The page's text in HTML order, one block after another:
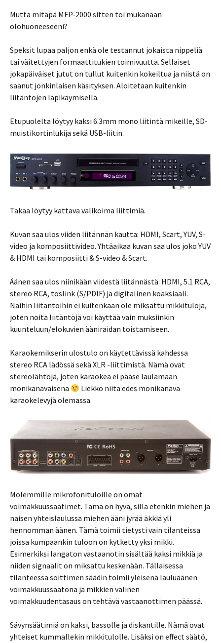
Mutta mitäpä MFP-2000 sitten toi mukanaan
olohuoneeseeni?
Speksit lupaa paljon enkä ole testannut jokaista nippeliä
tai väitettyjen formaattitukien toimivuutta. Sellaiset
jokapäiväiset jutut on tullut kuitenkin kokeiltua ja niistä on
saanut jonkinlaisen käsityksen. Aloitetaan kuitenkin
liitäntöjen läpikäymisellä.
Etupuolelta löytyy kaksi 6.3mm mono liitintä mikeille, SD-
muistikortinlukija sekä USB-liitin.
Takaa löytyy kattava valikoima liittimiä.
Kuvan saa ulos viiden liitännän kautta: HDMI, Scart, YUV, S-
video ja komposiittivideo. Yhtäaikaa kuvan saa ulos joko YUV
& HDMI tai komposiitti & S-video & Scart.
Äänen saa ulos niinikään viidestä liitännästä: HDMI, 5.1 RCA,
stereo RCA, toslink (S/PDIF) ja digitalinen koaksiaali.
Näihin liitäntöihin ei kuitenkaan ole miksattu mikkituloja,
joten noita liitäntöjä voi käyttää vain muksiinkin
kuunteluun/elokuvien ääniraidan toistamiseen.
Karaokemikserin ulostulo on käytettävissä kahdessa
stereo RCA lädössä sekä XLR -liittimistä. Nämä ovat
stereolähtöjä, joten karaokea ei pääse laulamaan
monikanavaisena
Liekkö niitä edes monikanava
karaokelevyjä olemassa.
Molemmille mikrofonituloille on omat
voimakkuussäätimet. Tämä on hyvä, sillä etenkin miehen ja
naisen yhteislaulussa miehen ääni jyrää äkkiä yli
hennomman äänen. Tämä toimii tietysti vain tilanteissa
joissa kumpaankin tuloon on kytketty yksi mikki.
Esimerkiksi langaton vastaanotin sisältää kaksi mikkiä ja
niiden signaalit on miksattu keskenään. Tällaisessa
tilanteessa soittimen säädin toimii yleisenä lauluäänen
voimakkuussäätönä ja mikkien välinen
voimakkuudentasaus on tehtävä vastaanottimen päässä.
Sävynsäätimiä on kaksi, bassolle ja diskantille. Nämä ovat
yhteiset kummallekin mikkitulolle. Lisäksi on effect säätö,